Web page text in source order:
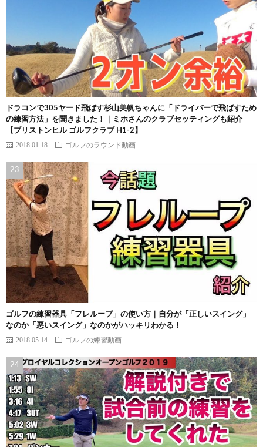
ドラコンで305ヤード飛ばす杉山美帆ちゃんに「ドライバーで飛ばすため
の練習方法」を聞きました！｜ミホさんのクラブセッティングも紹介
【ブリストンヒル ゴルフクラブ H1-2】
2018.01.18 ゴルフのラウンド動画
ゴルフの練習器具「フレループ」の使い方｜自分が「正しいスイング」
なのか「悪いスイング」なのかがハッキリわかる！
2018.05.14 ゴルフの練習動画